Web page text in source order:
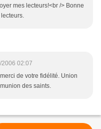
mes lecteurs!<br /> Bonne
2006 02:07
de votre fidélité. Union
des saints.